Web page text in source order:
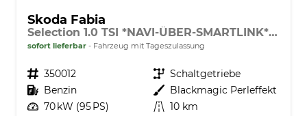
Skoda Fabia
Selection 1.0 TSI *NAVI-ÜBER-SMARTLINK*PDC-HI*LED*SHZ*KLIMA*RADIO
sofort lieferbar Fahrzeug mit Tageszulassung
Fahrzeugnr. 350012 Getriebe Schaltgetriebe
Kraftstoff Benzin Außenfarbe Blackmagic Perleffekt
Leistung 70 kW (95 PS) Kilometerstand 10 km